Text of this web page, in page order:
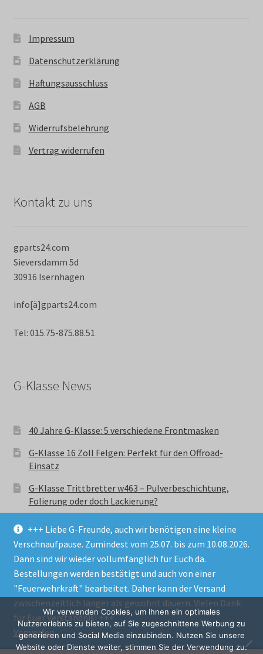
+++ Liebe G-Freunde, auch wir benötigen eine kleine
Verschnaufpause. Zumindest vom 25.07. bis zum 10.08.2026.
Dann sind wir wieder vollumfänglich für Euch da.
Bestellungen werden bestätigt und auch von einer
"Feuerwehrkraft" bearbeitet. Daher kann der Versand
zwischenzeitlich länger als gewohnt dauern. Vielen Dank
für Euer Verständnis! +++
Verwerfen
Impressum
Datenschutzerklärung
Haftungsausschluss
AGB
Widerrufsbelehrung
Vertrag widerrufen
Kontakt zu uns
gparts24.com
Sieversdamm 5d
30916 Isernhagen
info[ä]gparts24.com
Tel: 015.75-875.88.51
G-Klasse News
40 Jahre G-Klasse: 5 verschiedene Frontmasken
G-Klasse 16 Zoll Felgen: Perfekt für den Offroad-
Einsatz
G-Klasse Trittbretter w463 – Pulverbeschichtung,
Folierung oder doch Lackierung?
© GParts24 - G-Klasse w463 Trittbretter, Felgen,
Ersatzteile & Zubebehör.
Datenschutzerklärung
Alle Preise inkl. der gesetzlichen MwSt.
Wir verwenden Cookies, um Ihnen ein optimales
Nutzererlebnis zu bieten, auf Sie zugeschnittene Werbung zu
generieren und Social Media einzubinden. Nutzen Sie unsere
Website oder Dienste weiter, stimmen Sie der Verwendung zu.